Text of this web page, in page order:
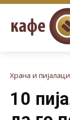
Храна и пијалаци
10